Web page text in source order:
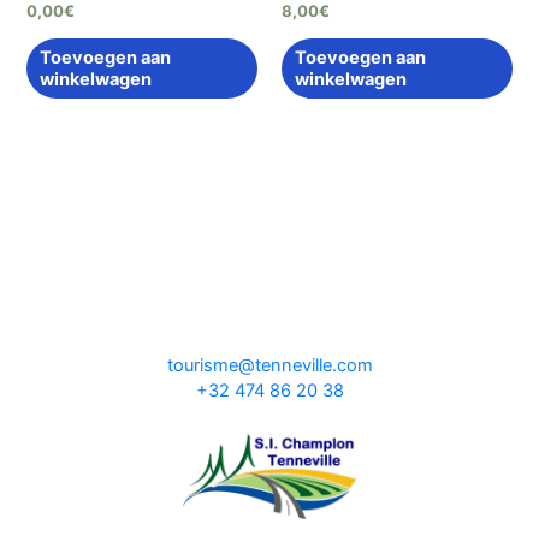
0,00€
Toevoegen aan
winkelwagen
8,00€
Toevoegen aan
winkelwagen
tourisme@tenneville.com
+32 474 86 20 38